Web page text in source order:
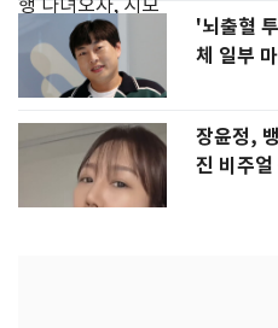
'뇌출혈
체 일부
장윤정,
진 비주얼